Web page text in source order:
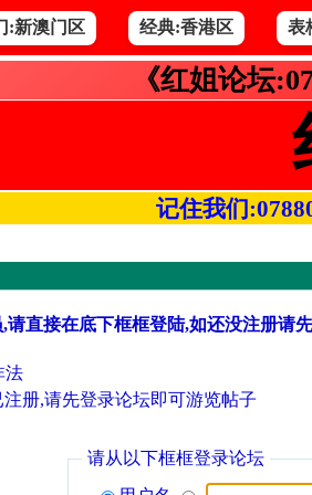
:新澳门区 经典:香港区 表
《红姐论坛
记住我们
请直接在底下框框登陆,如还没注册请
法
册,请先登录论坛即可游览帖子
请从以下框框登录论坛